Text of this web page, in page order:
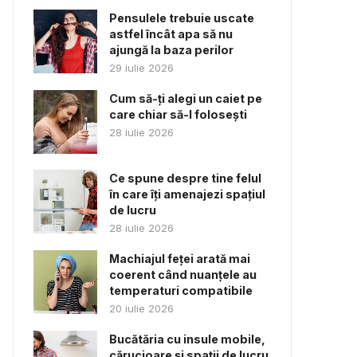
Pensulele trebuie uscate
astfel încât apa să nu
ajungă la baza perilor
29 iulie 2026
Cum să-ți alegi un caiet pe
care chiar să-l folosești
28 iulie 2026
Ce spune despre tine felul
în care îți amenajezi spațiul
de lucru
28 iulie 2026
Machiajul feței arată mai
coerent când nuanțele au
temperaturi compatibile
20 iulie 2026
Bucătăria cu insule mobile,